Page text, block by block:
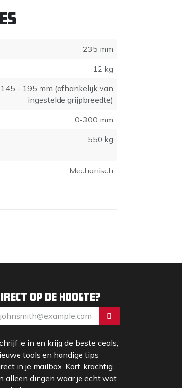
235 mm
12 kg
145 - 195 mm (afhankelijk van
ingestelde grijpbreedte)
0-300 mm
550 kg
Mechanisch
op de hoogte?
je in en krijg de beste deals,
tools en handige tips
in je mailbox. Kort, krachtig
alleen dingen waar je echt wat